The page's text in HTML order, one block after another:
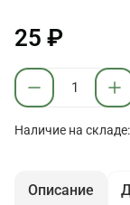
25 ₽
Наличие на
Описание